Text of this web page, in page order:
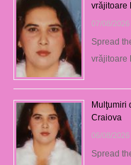
vrăjitoare
07/08/2026
Spread
vrăjitoare
Mulţumiri
Craiova
06/08/2026
Spread